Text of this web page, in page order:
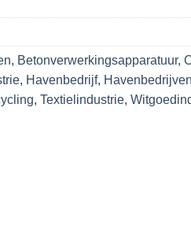
, Betonverwerkingsapparatuur,
, Havenbedrijf, Havenbedrijven
, Textielindustrie,